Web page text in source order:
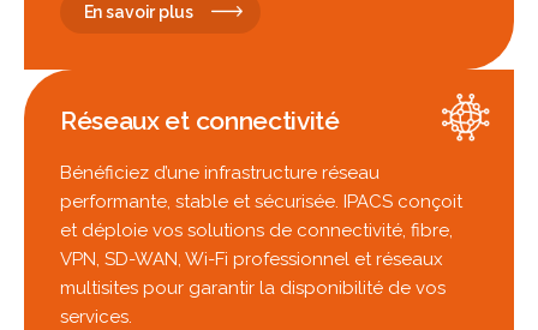
En savoir plus
Réseaux et connectivité
Bénéficiez d’une infrastructure réseau
performante, stable et sécurisée. IPACS conçoit
et déploie vos solutions de connectivité, fibre,
VPN, SD-WAN, Wi-Fi professionnel et réseaux
multisites pour garantir la disponibilité de vos
services.